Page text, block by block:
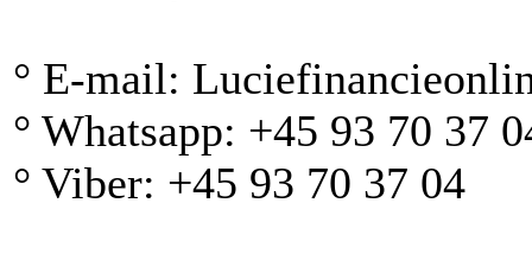
° E-mail:
° Whatsapp: +45 93 70 37
° Viber: +45 93 70 37 04